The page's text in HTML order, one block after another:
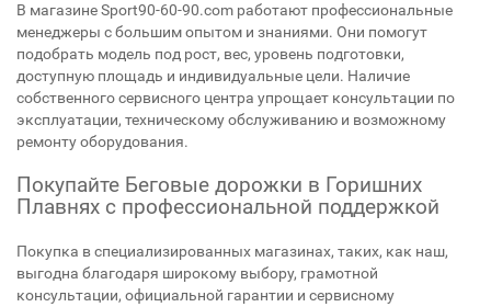
В магазине Sport90-60-90.com работают профессиональные
менеджеры с большим опытом и знаниями. Они помогут
подобрать модель под рост, вес, уровень подготовки,
доступную площадь и индивидуальные цели. Наличие
собственного сервисного центра упрощает консультации по
эксплуатации, техническому обслуживанию и возможному
ремонту оборудования.
Покупайте Беговые дорожки в Горишних
Плавнях с профессиональной поддержкой
Покупка в специализированных магазинах, таких, как наш,
выгодна благодаря широкому выбору, грамотной
консультации, официальной гарантии и сервисному